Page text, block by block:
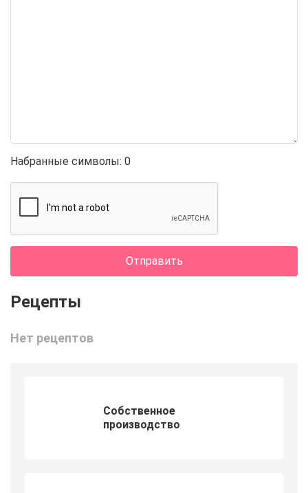
Набранные символы: 0
Отправить
Нет рецептов
Собственное
производство